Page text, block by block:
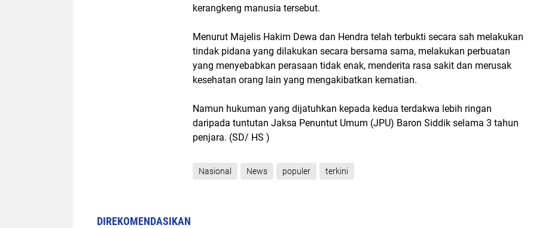
kerangkeng manusia tersebut.
Menurut Majelis Hakim Dewa dan Hendra telah terbukti secara sah melakukan
tindak pidana yang dilakukan secara bersama sama, melakukan perbuatan
yang menyebabkan perasaan tidak enak, menderita rasa sakit dan merusak
kesehatan orang lain yang mengakibatkan kematian.
Namun hukuman yang dijatuhkan kepada kedua terdakwa lebih ringan
daripada tuntutan Jaksa Penuntut Umum (JPU) Baron Siddik selama 3 tahun
penjara. (SD/ HS )
Nasional News populer terkini
DIREKOMENDASIKAN